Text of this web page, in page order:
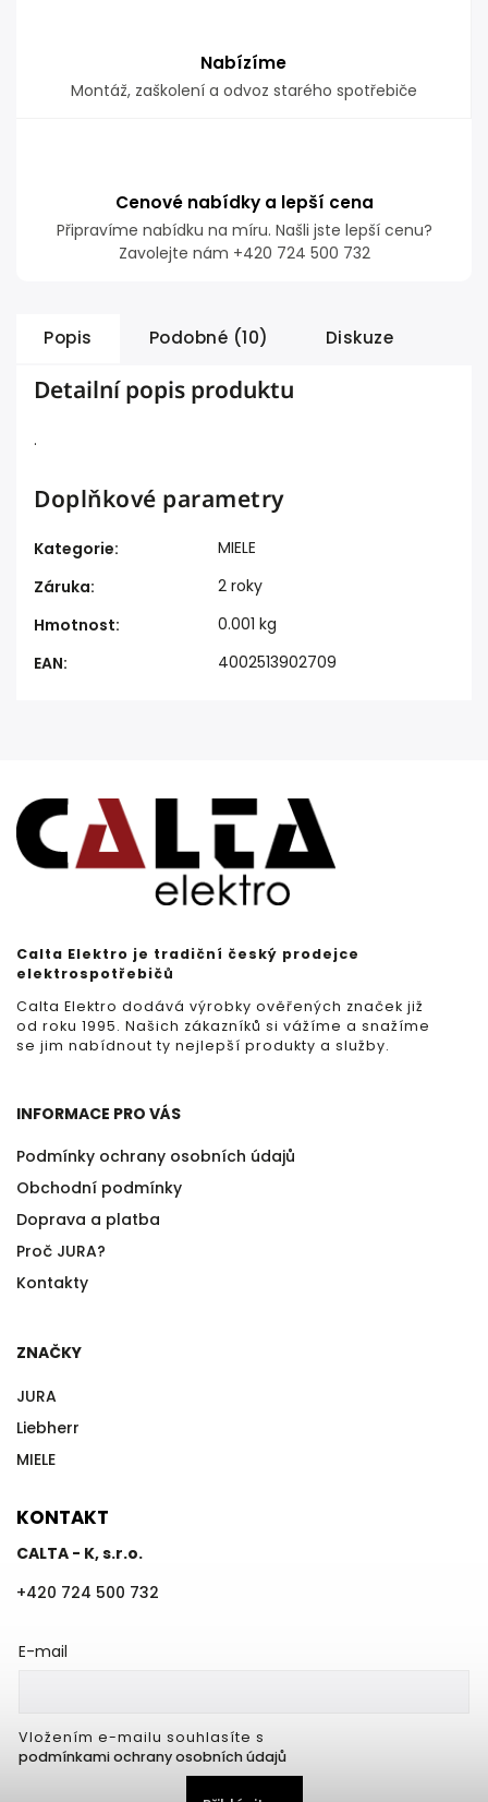
Nabízíme
Montáž, zaškolení a odvoz starého spotřebiče
Cenové nabídky a lepší cena
Připravíme nabídku na míru. Našli jste lepší cenu?
Zavolejte nám +420 724 500 732
Popis Podobné (10) Diskuze
Detailní popis produktu
.
Doplňkové parametry
Kategorie:
MIELE
Záruka:
2 roky
Hmotnost:
0.001 kg
EAN: 4002513902709
Calta Elektro je tradiční český prodejce
elektrospotřebičů
Calta Elektro dodává výrobky ověřených značek již
od roku 1995. Našich zákazníků si vážíme a snažíme
se jim nabídnout ty nejlepší produkty a služby.
INFORMACE PRO VÁS
Podmínky ochrany osobních údajů
Obchodní podmínky
Doprava a platba
Proč JURA?
Kontakty
ZNAČKY
JURA
Liebherr
MIELE
KONTAKT
CALTA - K, s.r.o.
+420 724 500 732
E-mail
Vložením e-mailu souhlasíte s
podmínkami ochrany osobních údajů